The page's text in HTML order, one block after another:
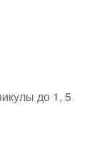
до 1, 5